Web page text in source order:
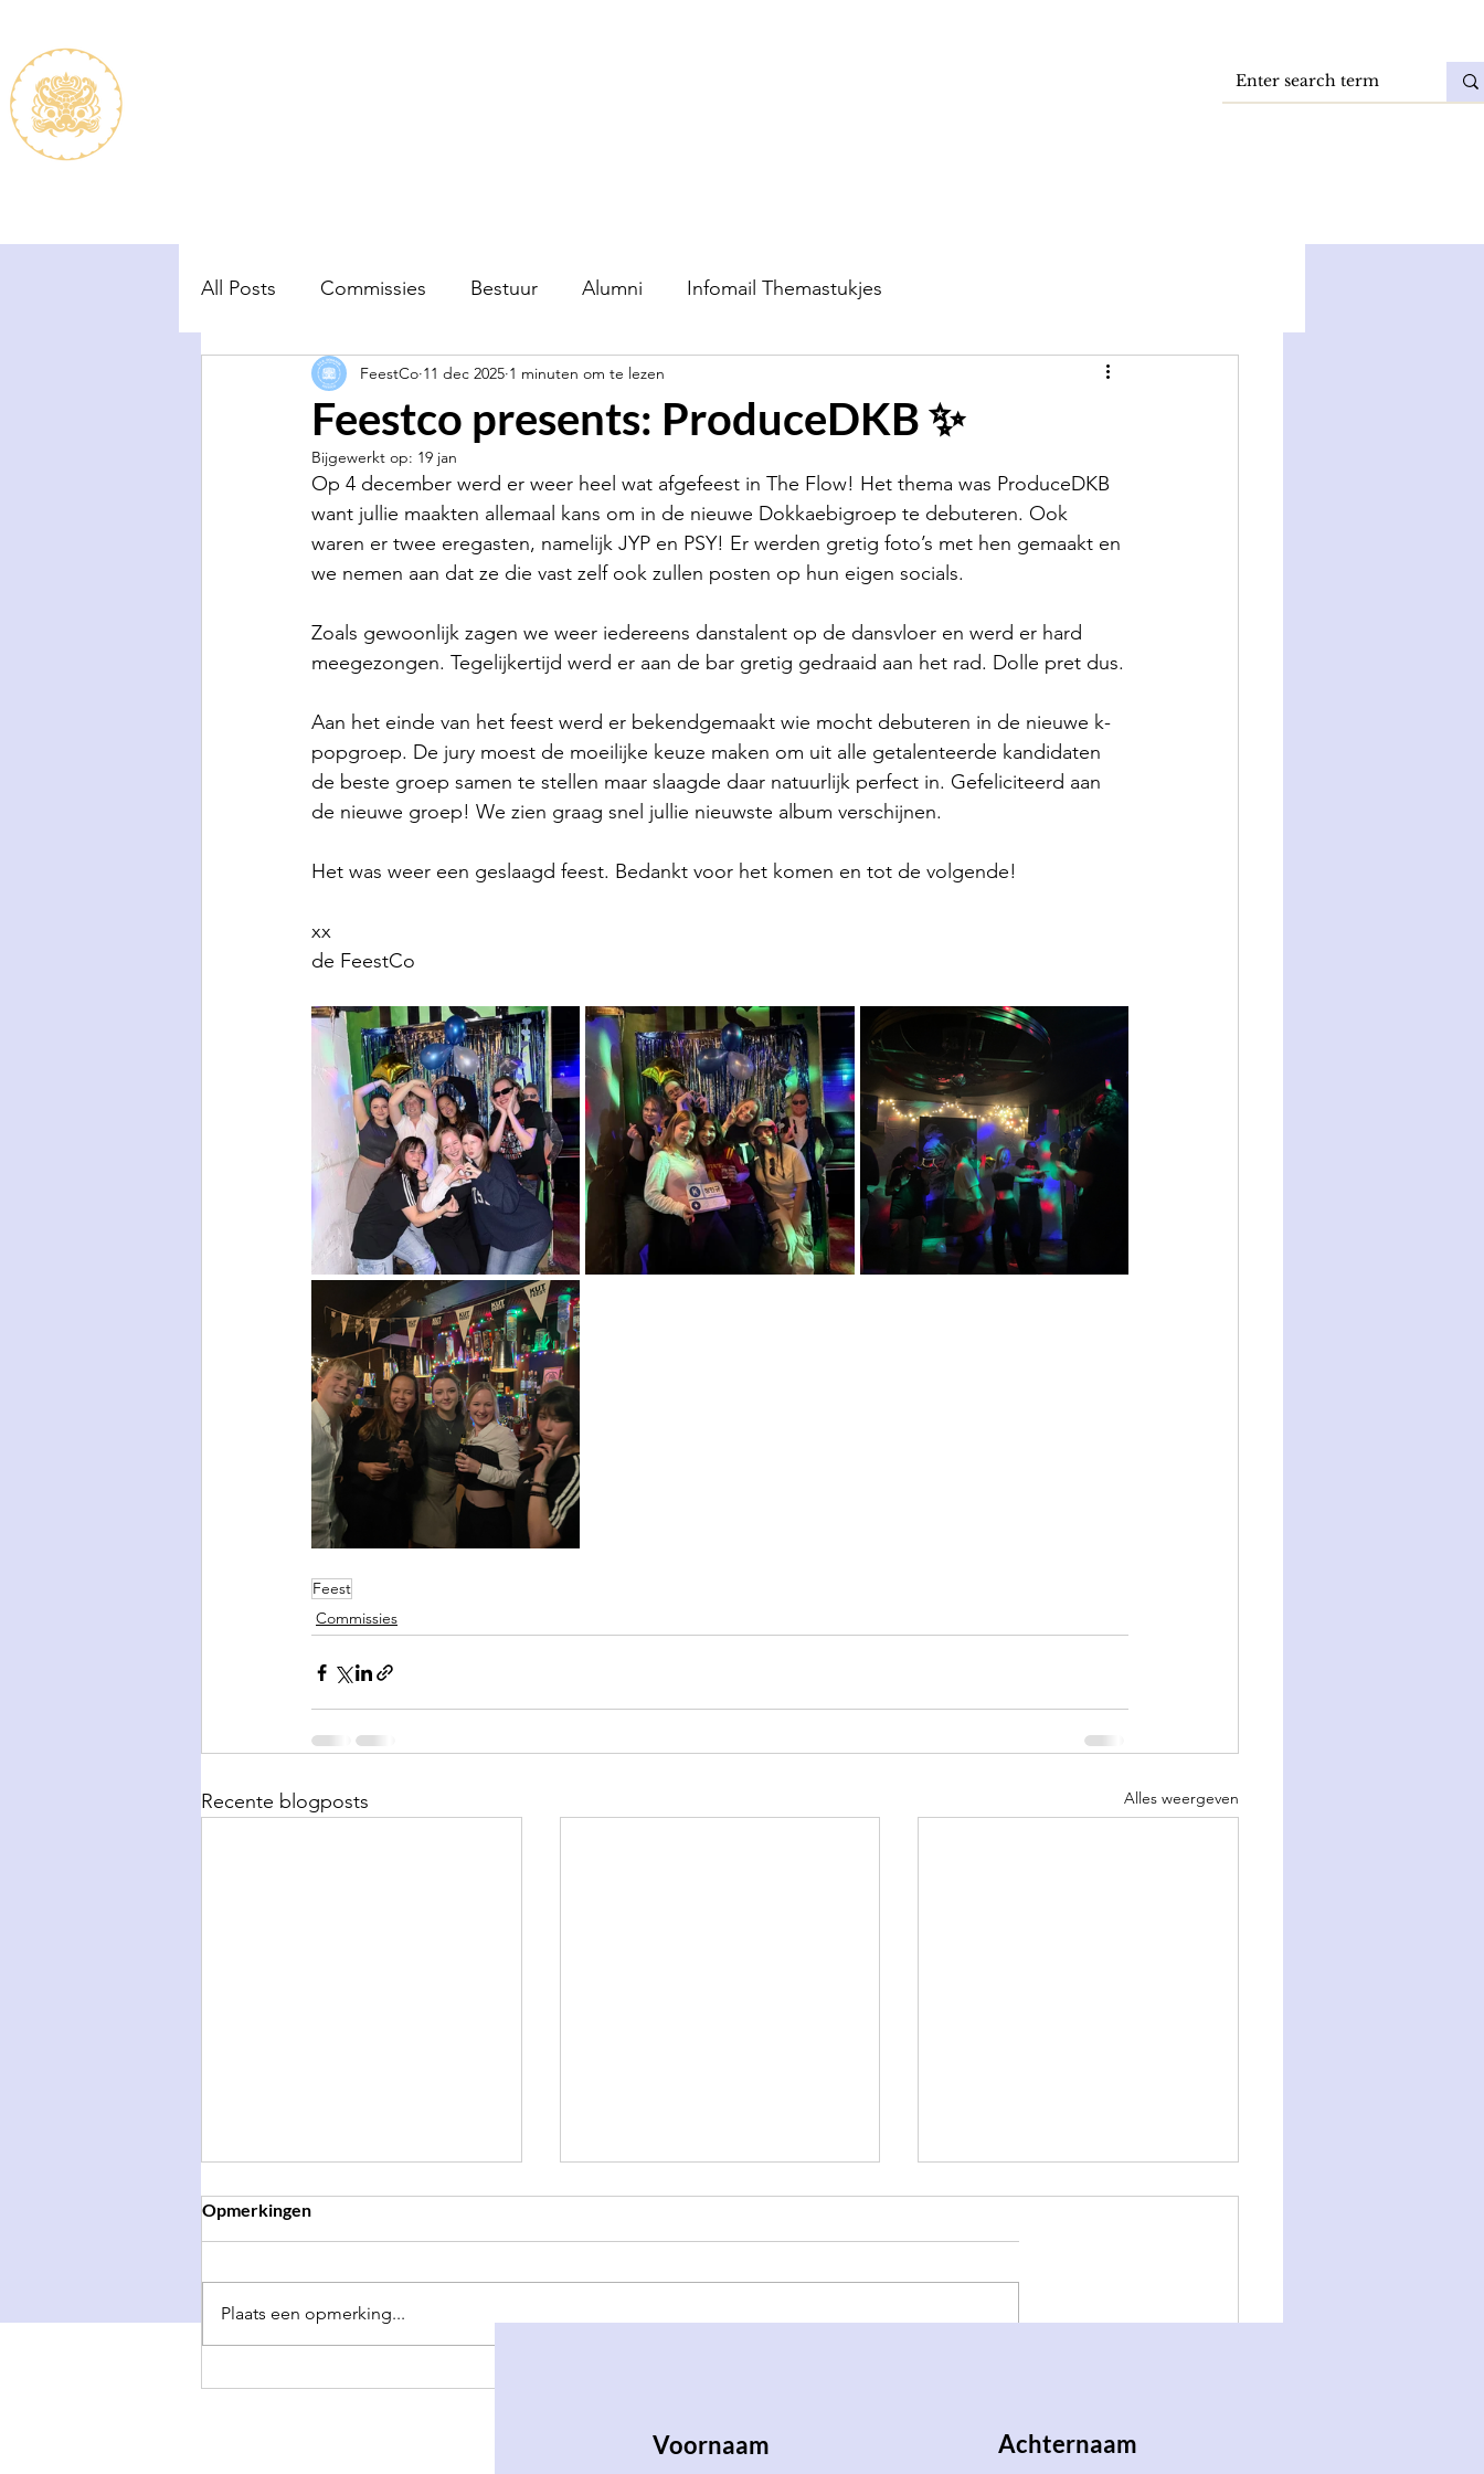
All Posts Commissies Bestuur Alumni Infomail Themastukjes
Feestco presents: ProduceDKB ✨
FeestCo 11 dec 2025 1 minuten om te lezen
Bijgewerkt op: 19 jan
Op 4 december werd er weer heel wat afgefeest in The Flow! Het thema was ProduceDKB
want jullie maakten allemaal kans om in de nieuwe Dokkaebigroep te debuteren. Ook
waren er twee eregasten, namelijk JYP en PSY! Er werden gretig foto’s met hen gemaakt en
we nemen aan dat ze die vast zelf ook zullen posten op hun eigen socials.
Zoals gewoonlijk zagen we weer iedereens danstalent op de dansvloer en werd er hard
meegezongen. Tegelijkertijd werd er aan de bar gretig gedraaid aan het rad. Dolle pret dus.
Aan het einde van het feest werd er bekendgemaakt wie mocht debuteren in de nieuwe k-
popgroep. De jury moest de moeilijke keuze maken om uit alle getalenteerde kandidaten
de beste groep samen te stellen maar slaagde daar natuurlijk perfect in. Gefeliciteerd aan
de nieuwe groep! We zien graag snel jullie nieuwste album verschijnen.
Het was weer een geslaagd feest. Bedankt voor het komen en tot de volgende!
xx
de FeestCo
Feest
Commissies
Recente blogposts Alles weergeven
Dokkaebi Gala 2026 ✨
Opmerkingen
Plaats een opmerking...
Voornaam Achternaam